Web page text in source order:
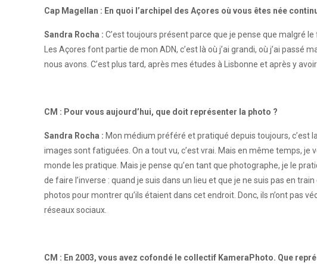
Cap Magellan : En quoi l’archipel des Açores où vous êtes née
Sandra Rocha : C’est toujours présent parce que je pense que malgré
Les Açores font partie de mon ADN, c’est là où j’ai grandi, où j’ai
nous avons. C’est plus tard, après mes études à Lisbonne et après y
CM : Pour vous aujourd’hui, que doit représenter la photo ?
Sandra Rocha : Mon médium préféré et pratiqué depuis toujours, c’est
images sont fatiguées. On a tout vu, c’est vrai. Mais en même temps,
monde les pratique. Mais je pense qu’en tant que photographe, je le
de faire l’inverse : quand je suis dans un lieu et que je ne suis pas en
photos pour montrer qu’ils étaient dans cet endroit. Donc, ils n’ont pas
réseaux sociaux.
CM : En 2003, vous avez cofondé le collectif KameraPhoto. Que